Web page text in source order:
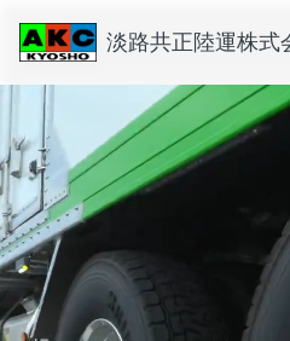
淡路共正陸運株式